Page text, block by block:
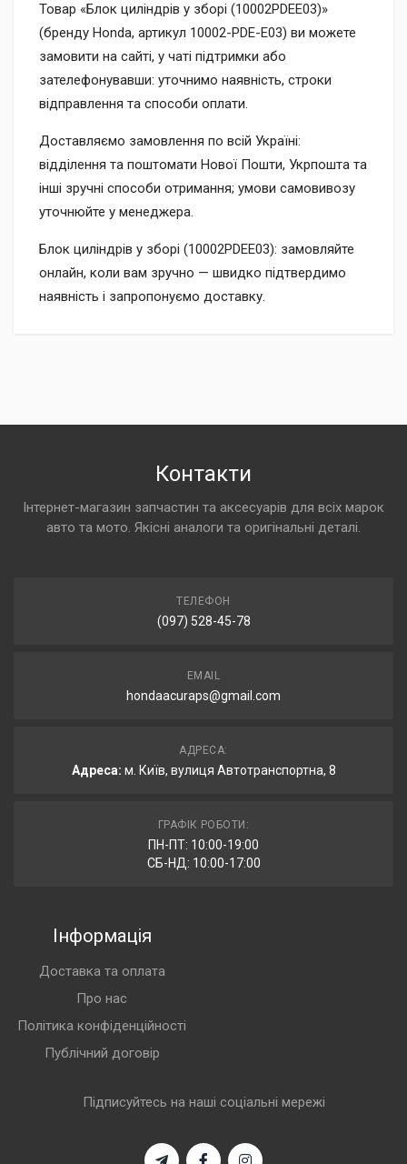
Товар «Блок циліндрів у зборі (10002PDEE03)»
(бренду Honda, артикул 10002-PDE-E03) ви можете
замовити на сайті, у чаті підтримки або
зателефонувавши: уточнимо наявність, строки
відправлення та способи оплати.
Доставляємо замовлення по всій Україні:
відділення та поштомати Нової Пошти, Укрпошта та
інші зручні способи отримання; умови самовивозу
уточнюйте у менеджера.
Блок циліндрів у зборі (10002PDEE03): замовляйте
онлайн, коли вам зручно — швидко підтвердимо
наявність і запропонуємо доставку.
Контакти
Інтернет-магазин запчастин та аксесуарів для всіх марок
авто та мото. Якісні аналоги та оригінальні деталі.
ТЕЛЕФОН
(097) 528-45-78
EMAIL
hondaacuraps@gmail.com
АДРЕСА:
Адреса: м. Київ, вулиця Автотранспортна, 8
ГРАФІК РОБОТИ:
ПН-ПТ: 10:00-19:00
СБ-НД: 10:00-17:00
Інформація
Доставка та оплата
Про нас
Політика конфіденційності
Публічний договір
Підписуйтесь на наші соціальні мережі